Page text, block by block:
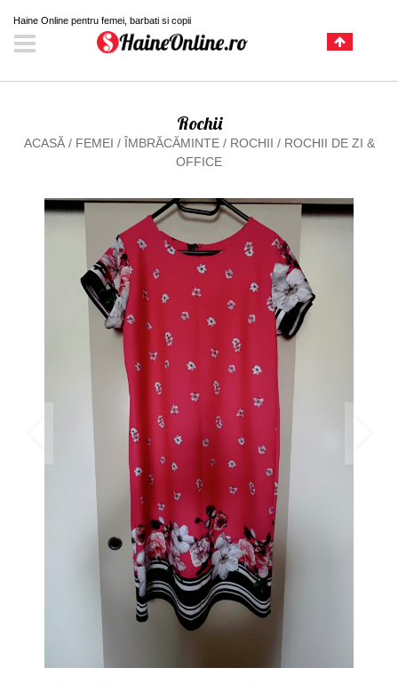
Haine Online pentru femei, barbati si copii
Rochii
ACASĂ/ FEMEI / ÎMBRĂCĂMINTE/ ROCHII / ROCHII DE ZI &
OFFICE